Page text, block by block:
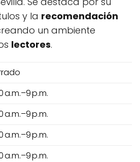
y la recomendación
un ambiente
lectores.
a.m.–9 p.m.
a.m.–9 p.m.
a.m.–9 p.m.
a.m.–9 p.m.